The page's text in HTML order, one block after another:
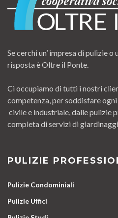
Se cerchi un’ impresa di pulizie o
risposta è Oltre il Ponte.
Ci occupiamo di tutti i nostri
competenza, per soddisfare
civile e industriale, dalle pulizie
completa di servizi di
PULIZIE
Pulizie Condominiali
Pulizie Uffici